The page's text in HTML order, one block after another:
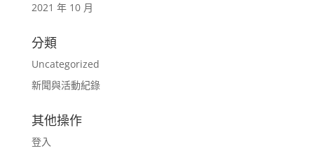
2021 年 10 月
分類
Uncategorized
新聞與活動紀錄
其他操作
登入